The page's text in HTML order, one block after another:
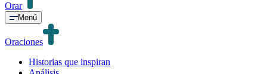
Orar
Menú
Oraciones
Historias que inspiran